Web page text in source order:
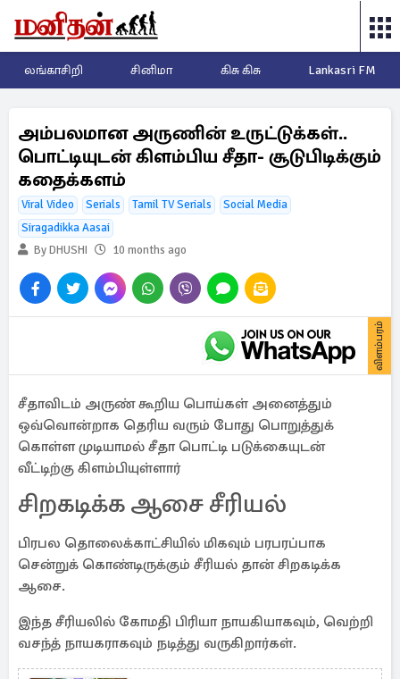
லங்காசிறி சினிமா கிசு கிசு Lankasri FM
அம்பலமான அருணின் உருட்டுக்கள்..
பொட்டியுடன் கிளம்பிய சீதா- சூடுபிடிக்கும்
கதைக்களம்
Viral Video Serials Tamil TV Serials
Social Media
Siragadikka Aasai
By DHUSHI
10 months ago
விளம்பரம்
சீதாவிடம் அருண் கூறிய பொய்கள் அனைத்தும்
ஒவ்வொன்றாக தெரிய வரும் போது பொறுத்துக்
கொள்ள முடியாமல் சீதா பொட்டி படுக்கையுடன்
வீட்டிற்கு கிளம்பியுள்ளார்
சிறகடிக்க ஆசை சீரியல்
பிரபல தொலைக்காட்சியில் மிகவும் பரபரப்பாக
சென்றுக் கொண்டிருக்கும் சீரியல் தான் சிறகடிக்க
ஆசை.
இந்த சீரியலில் கோமதி பிரியா நாயகியாகவும், வெற்றி
வசந்த் நாயகராகவும் நடித்து வருகிறார்கள்.